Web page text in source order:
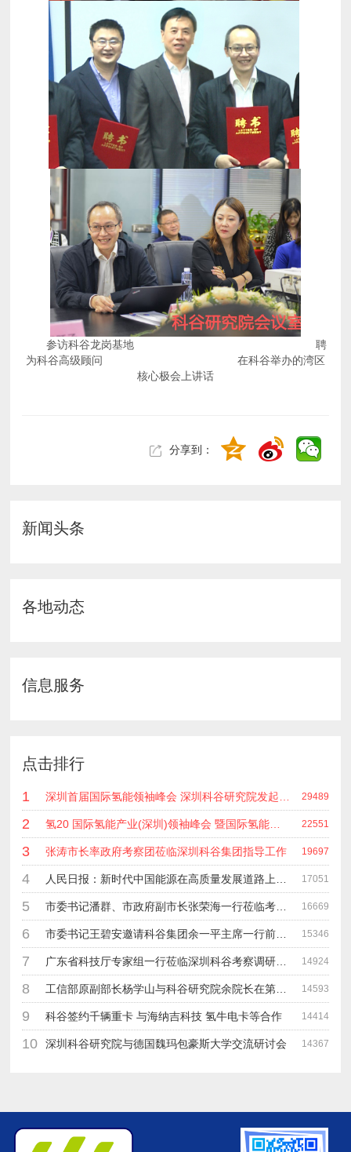
核心极会上讲话
分享到：
新闻头条
各地动态
信息服务
点击排行
1 29489
2 氢20 国际氢能产业(深圳)领袖峰会 暨国际氢能产业链展览会 22551
3 张涛市长率政府考察团莅临深圳科谷集团指导工作 19697
4 17051
5 市委书记潘群、市政府副市长张荣海一行莅临考察指导工作 16669
6 市委书记王碧安邀请科谷集团余一平主席一行前往工业转移园考察合作 15346
7 广东省科技厅专家组一行莅临深圳科谷考察调研“未来能源中心”项目 14924
8 工信部原副部长杨学山与科谷研究院余院长在第九届中电博览会交流 14593
9 科谷签约千辆重卡 与海纳吉科技 氢牛电卡等合作 14414
10 深圳科谷研究院与德国魏玛包豪斯大学交流研讨会 14367